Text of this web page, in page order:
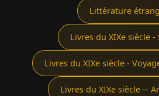
Littérature
Livres du XIXe siècle -
Livres du XIXe siècle -
Livres du XIXe siècle --